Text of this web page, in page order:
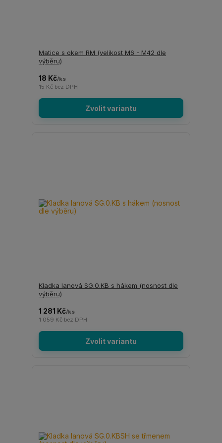
Matice s okem RM (velikost M6 - M42 dle
výběru)
18 Kč/ks
15 Kč bez DPH
Zvolit variantu
Kladka lanová SG.0.KB s hákem (nosnost dle
výběru)
1 281 Kč/ks
1 059 Kč bez DPH
Zvolit variantu